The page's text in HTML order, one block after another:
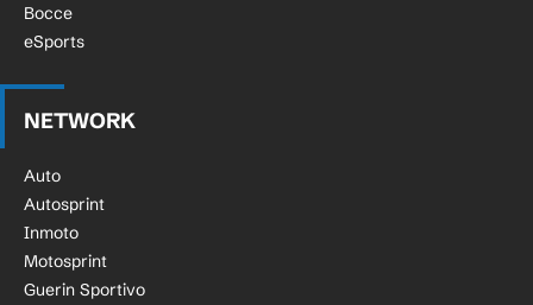
Bocce
eSports
NETWORK
Auto
Autosprint
Inmoto
Motosprint
Guerin Sportivo